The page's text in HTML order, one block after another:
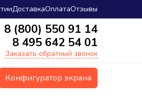
ДоставкаОплатаОтзывы
8 (800) 550 91 14
8 495 642 54 01
Заказать обратный звонок
Конфигуратор экрана